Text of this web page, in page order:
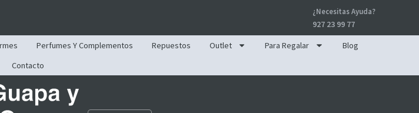
¿Necesitas Ayuda?
927 23 99 77
Perfumes Y Complementos Repuestos Outlet Para Regalar
Blog
Contacto